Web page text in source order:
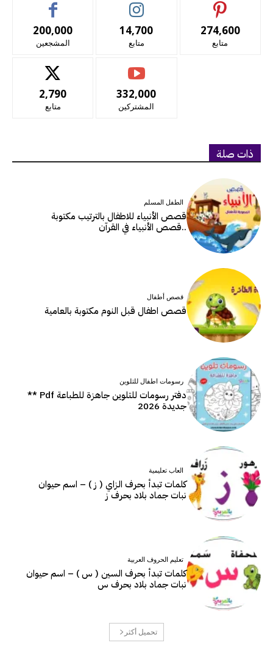
200,000
المشجعين
14,700
متابع
274,600
متابع
2,790
متابع
332,000
المشتركين
ذات صلة
الطفل المسلم
قصص الأنبياء للاطفال بالترتيب مكتوبة
..قصص الأنبياء في القرآن
قصص أطفال
قصص اطفال قبل النوم مكتوبة بالعامية
رسومات اطفال للتلوين
دفتر رسومات للتلوين جاهزة للطباعة Pdf **
جديدة 2026
العاب تعليمية
كلمات تبدأ بحرف الزاي ( ز ) – اسم حيوان
نبات جماد بلاد بحرف ز
تعليم الحروف العربية
كلمات تبدأ بحرف السين ( س ) – اسم حيوان
نبات جماد بلاد بحرف س
تحميل أكثر